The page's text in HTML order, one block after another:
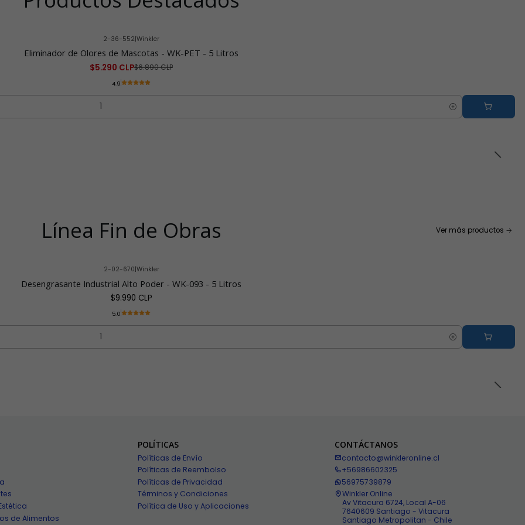
2-36-552|Winkler
Eliminador de Olores de Mascotas - WK-PET - 5 Litros
$5.290 CLP$6.890 CLP
4.9
Línea Fin de Obras Ver más productos
2-02-670|Winkler
Desengrasante Industrial Alto Poder - WK-093 - 5 Litros
$9.990 CLP
5.0
de Alimentos
POLÍTICAS
Políticas de Envío
Políticas de Reembolso
Políticas de Privacidad
Términos y Condiciones
Política de Uso y Aplicaciones
CONTÁCTANOS
contacto@winkleronline.cl
+56986602325
56975739879
Winkler Online
Av Vitacura 6724, Local A-06
7640609 Santiago - Vitacura
Santiago Metropolitan - Chile